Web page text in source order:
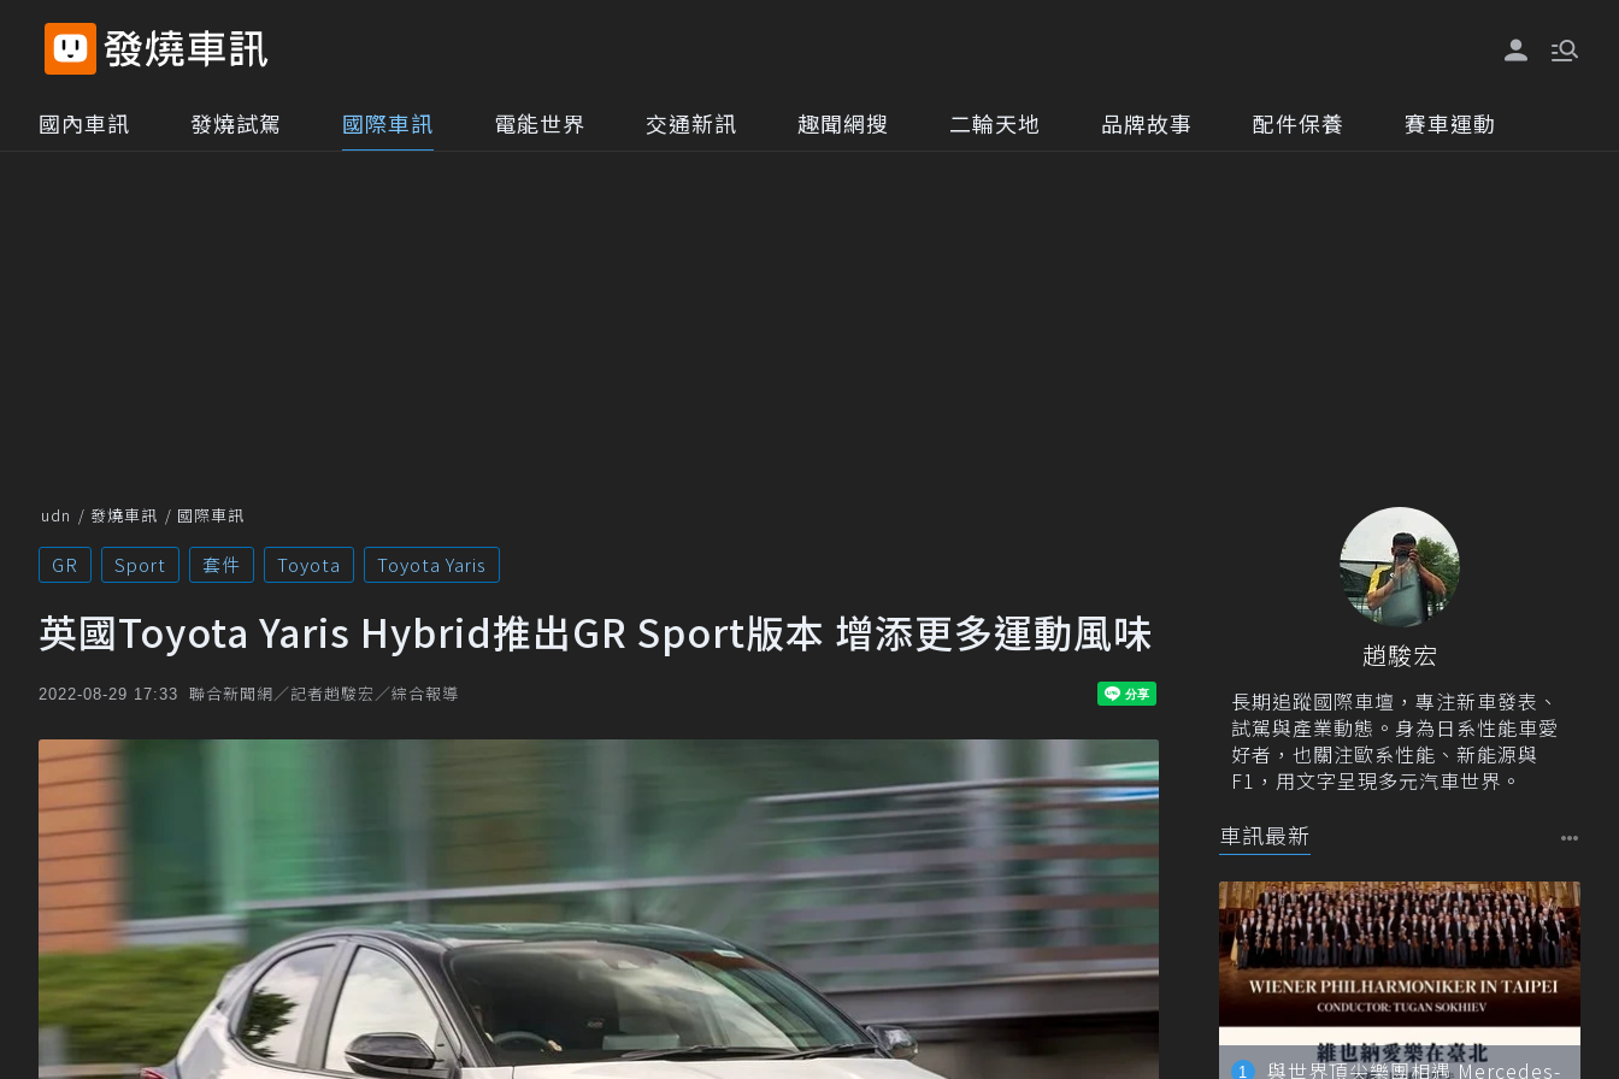
國內車訊 發燒試駕 國際車訊 電能世界 交通新訊 趣聞網搜 二輪天地 品牌故事 配件保養 賽車運動
udn 發燒車訊 國際車訊
GR Sport 套件 Toyota Toyota Yaris
英國Toyota Yaris Hybrid推出GR Sport版本 增添更多運動風味
2022-08-29 17:33 聯合新聞網／記者趙駿宏／綜合報導
趙駿宏
長期追蹤國際車壇，專注新車發表、
試駕與產業動態。身為日系性能車愛
好者，也關注歐系性能、新能源與
F1，用文字呈現多元汽車世界。
車訊最新
與世界頂尖樂團相遇 Mercedes-